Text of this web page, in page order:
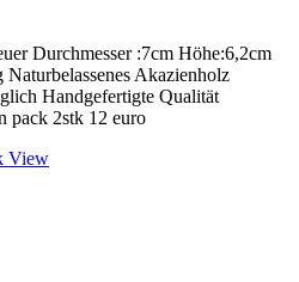
Durchmesser :7cm Höhe:6,2cm
Akazienholz
Handgefertigte Qualität
pack 2stk 12 euro
View